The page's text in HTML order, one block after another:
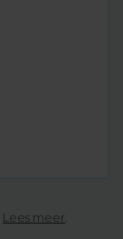
Lees meer